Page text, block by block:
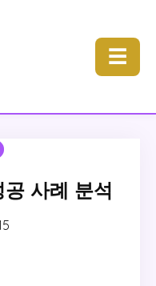
☰
사례 분석